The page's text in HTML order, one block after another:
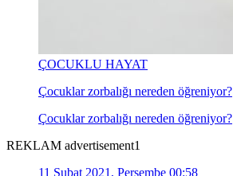
ÇOCUKLU HAYAT
Çocuklar zorbalığı nereden öğreniyor?
Çocuklar zorbalığı nereden öğreniyor?
REKLAM advertisement1
11 Şubat 2021, Perşembe 00:58